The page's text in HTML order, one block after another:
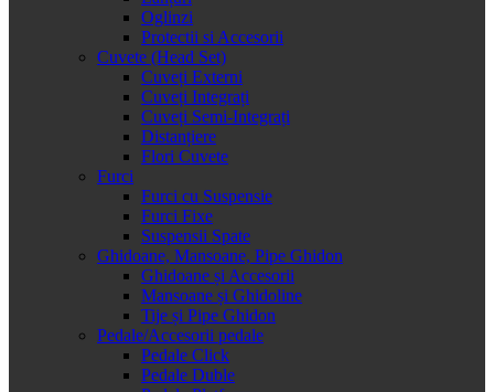
Oglinzi
Protectii si Accesorii
Cuvete (Head Set)
Cuveți Externi
Cuveți Integrați
Cuveți Semi-Integrați
Distanțiere
Flori Cuvete
Furci
Furci cu Suspensie
Furci Fixe
Suspensii Spate
Ghidoane, Mansoane, Pipe Ghidon
Ghidoane și Accesorii
Mansoane și Ghidoline
Tije și Pipe Ghidon
Pedale/Accesorii pedale
Pedale Click
Pedale Duble